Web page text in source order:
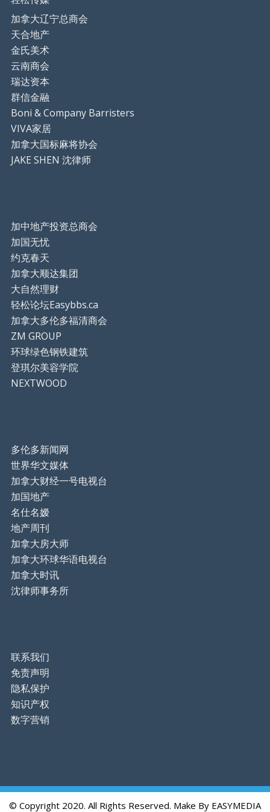
加拿大辽宁总商会
天合地产
金氏美术
云南商会
瑞达资本
群信金融
Boni & Company Barristers
VIVA家居
加拿大国标麻将协会
JAKE SHEN 沈律师
加中地产投资总商会
加国无忧
约克春天
加拿大顺达集团
大自然理财
轻松论坛Easybbs.ca
加拿大多伦多福清商会
ZM GROUP
环球绿色钢铁建筑
登琪尔美容学院
NEXTWOOD
多伦多新闻网
世界华文媒体
加拿大财经一号电视台
加国地产
名仕名嫒
地产周刊
加拿大房大师
加拿大环球华语电视台
加拿大时讯
沈律师事务所
联系我们
免责声明
隐私保护
知识产权
数字营销
© Copyright 2020. All Rights Reserved. Make By EASYMEDIA